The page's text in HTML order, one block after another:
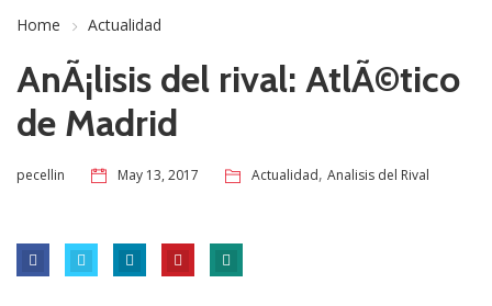
Home Actualidad
AnÃ¡lisis del rival: AtlÃ©tico
de Madrid
pecellin May 13, 2017 Actualidad, Analisis del Rival